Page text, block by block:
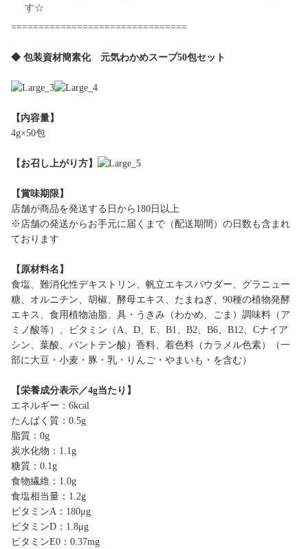
す☆
================================
◆ 包装資材簡素化 元気わかめスープ50包セット
【内容量】
4g×50包
【お召し上がり方】
【賞味期限】
店舗が商品を発送する日から180日以上
※店舗の発送からお手元に届くまで（配送期間）の日数も含まれ
ております
【原材料名】
食塩、難消化性デキストリン、帆立エキスパウダー、グラニュー
糖、オルニチン、胡椒、酵母エキス、たまねぎ、90種の植物発酵
エキス、食用植物油脂、具・うきみ（わかめ、ごま）調味料（ア
ミノ酸等）、ビタミン（A、D、E、B1、B2、B6、B12、Cナイア
シン、葉酸、パントテン酸）香料、着色料（カラメル色素）（一
部に大豆・小麦・豚・乳・りんご・やまいも・を含む）
【栄養成分表示／4g当たり】
エネルギー：6kcal
たんぱく質：0.5g
脂質：0g
炭水化物：1.1g
糖質：0.1g
食物繊維：1.0g
食塩相当量：1.2g
ビタミンA：180μg
ビタミンD：1.8μg
ビタミンE0：0.37mg